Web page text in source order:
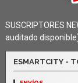
SUSCRIPTORES
auditado